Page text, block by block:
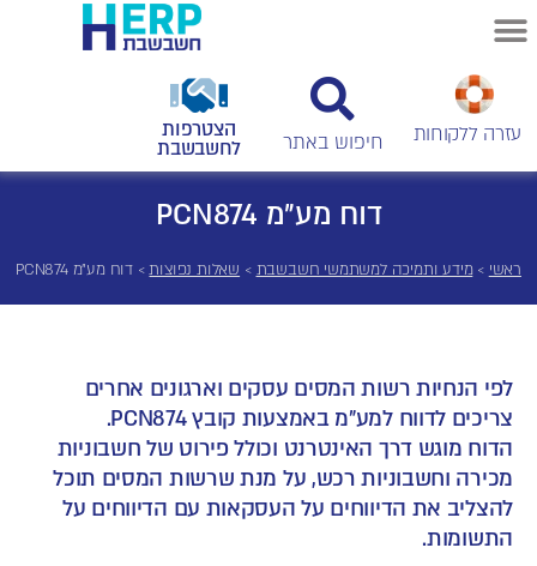
עזרה ללקוחות הצטרפות
לחשבשבת
דוח מע"מ PCN874
ראשי >מידע ותמיכה למשתמשי חשבשבת > שאלות נפוצות> דוח מע"מ PCN874
לפי הנחיות רשות המסים עסקים וארגונים אחרים
צריכים לדווח למע"מ באמצעות קובץ PCN874.
הדוח מוגש דרך האינטרנט וכולל פירוט של חשבוניות
מכירה וחשבוניות רכש, על מנת שרשות המסים תוכל
להצליב את הדיווחים על העסקאות עם הדיווחים על
התשומות.